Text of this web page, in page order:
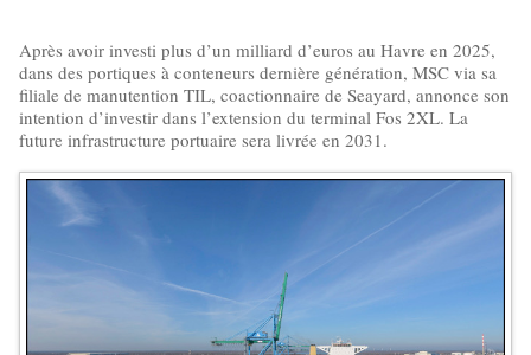
Après avoir investi plus d’un milliard d’euros au Havre en 2025,
dans des portiques à conteneurs dernière génération, MSC via sa
filiale de manutention TIL, coactionnaire de Seayard, annonce son
intention d’investir dans l’extension du terminal Fos 2XL. La
future infrastructure portuaire sera livrée en 2031.